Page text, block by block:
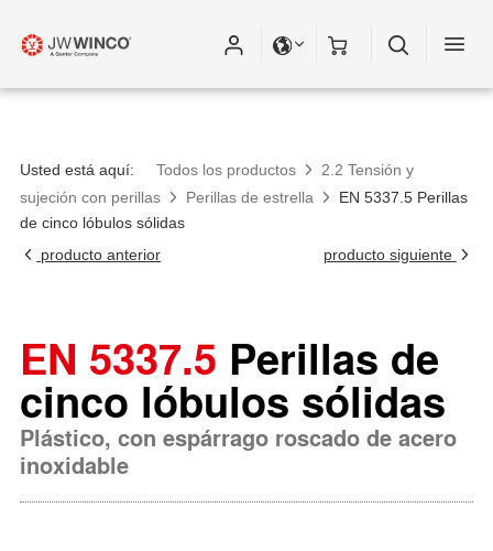
Usted está aquí: Todos los productos
2.2 Tensión y
sujeción con perillas
Perillas de estrella
EN 5337.5 Perillas
de cinco lóbulos sólidas
producto anterior
producto siguiente
EN 5337.5 Perillas de
cinco lóbulos sólidas
Plástico, con espárrago roscado de acero
inoxidable